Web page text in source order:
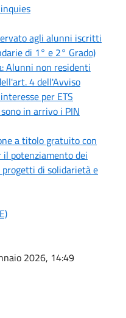
agli alunni iscritti
di 1° e 2° Grado)
Alunni non residenti
4 dell'Avviso
per ETS
in arrivo i PIN
a titolo gratuito con
il potenziamento dei
di solidarietà e
2026, 14:49